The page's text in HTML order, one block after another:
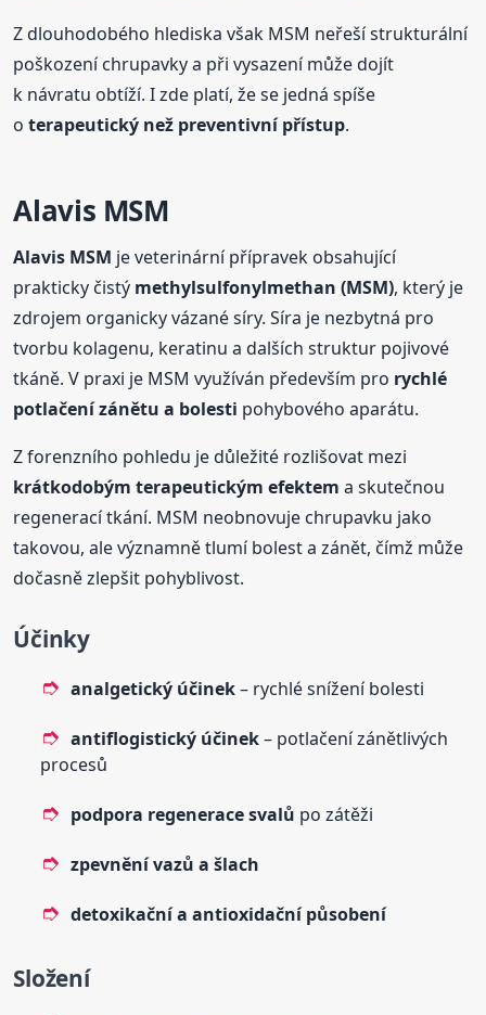
Z dlouhodobého hlediska však MSM neřeší strukturální
poškození chrupavky a při vysazení může dojít
k návratu obtíží. I zde platí, že se jedná spíše
oterapeutický než preventivní přístup.
Alavis MSM
Alavis MSM je veterinární přípravek obsahující
prakticky čistý methylsulfonylmethan (MSM), který je
zdrojem organicky vázané síry. Síra je nezbytná pro
tvorbu kolagenu, keratinu a dalších struktur pojivové
tkáně. V praxi je MSM využíván především pro rychlé
potlačení zánětu a bolesti pohybového aparátu.
Z forenzního pohledu je důležité rozlišovat mezi
krátkodobým terapeutickým efektem a skutečnou
regenerací tkání. MSM neobnovuje chrupavku jako
takovou, ale významně tlumí bolest a zánět, čímž může
dočasně zlepšit pohyblivost.
Účinky
analgetický účinek– rychlé snížení bolesti
antiflogistický účinek– potlačení zánětlivých
procesů
podpora regenerace svalů po zátěži
zpevnění vazů a šlach
detoxikační a antioxidační působení
Složení